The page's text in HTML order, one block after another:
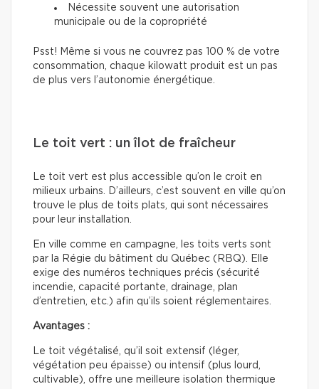
Nécessite souvent une autorisation
municipale ou de la copropriété
Psst! Même si vous ne couvrez pas 100 % de votre
consommation, chaque kilowatt produit est un pas
de plus vers l’autonomie énergétique.
Le toit vert : un îlot de fraîcheur
Le toit vert est plus accessible qu’on le croit en
milieux urbains. D’ailleurs, c’est souvent en ville qu’on
trouve le plus de toits plats, qui sont nécessaires
pour leur installation.
En ville comme en campagne, les toits verts sont
par la Régie du bâtiment du Québec (RBQ). Elle
exige des numéros techniques précis (sécurité
incendie, capacité portante, drainage, plan
d’entretien, etc.) afin qu’ils soient réglementaires.
Avantages :
Le toit végétalisé, qu’il soit extensif (léger,
végétation peu épaisse) ou intensif (plus lourd,
cultivable), offre une meilleure isolation thermique